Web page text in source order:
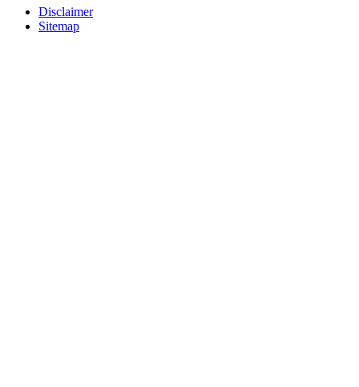
Disclaimer
Sitemap